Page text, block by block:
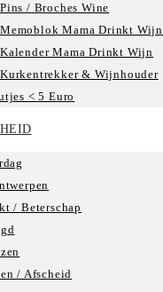
Pins / Broches Wine
Memoblok Mama Drinkt Wijn
Kalender Mama Drinkt Wijn
Kurkentrekker & Wijnhouder
< 5 Euro
/ Beterschap
/ Afscheid